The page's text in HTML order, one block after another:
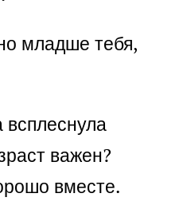
младше тебя,
важен?
вместе.